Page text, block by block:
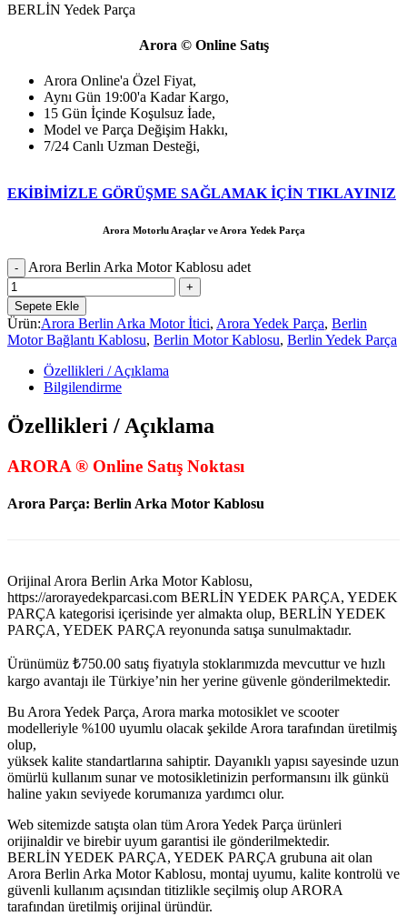
BERLİN Yedek Parça
Arora © Online Satış
Arora Online'a Özel Fiyat,
Aynı Gün 19:00'a Kadar Kargo,
15 Gün İçinde Koşulsuz İade,
Model ve Parça Değişim Hakkı,
7/24 Canlı Uzman Desteği,
EKİBİMİZLE GÖRÜŞME SAĞLAMAK İÇİN TIKLAYINIZ
Arora Motorlu Araçlar ve Arora Yedek Parça
Arora Berlin Arka Motor Kablosu adet
Sepete Ekle
Ürün:Arora Berlin Arka Motor İtici, Arora Yedek Parça, Berlin
Motor Bağlantı Kablosu, Berlin Motor Kablosu, Berlin Yedek Parça
Özellikleri / Açıklama
Bilgilendirme
Özellikleri / Açıklama
ARORA ® Online Satış Noktası
Arora Parça: Berlin Arka Motor Kablosu
Orijinal Arora Berlin Arka Motor Kablosu,
https://arorayedekparcasi.com BERLİN YEDEK PARÇA, YEDEK
PARÇA kategorisi içerisinde yer almakta olup, BERLİN YEDEK
PARÇA, YEDEK PARÇA reyonunda satışa sunulmaktadır.
Ürünümüz ₺750.00 satış fiyatıyla stoklarımızda mevcuttur ve hızlı
kargo avantajı ile Türkiye’nin her yerine güvenle gönderilmektedir.
Bu Arora Yedek Parça, Arora marka motosiklet ve scooter
modelleriyle %100 uyumlu olacak şekilde Arora tarafından üretilmiş
olup,
yüksek kalite standartlarına sahiptir. Dayanıklı yapısı sayesinde uzun
ömürlü kullanım sunar ve motosikletinizin performansını ilk günkü
haline yakın seviyede korumanıza yardımcı olur.
Web sitemizde satışta olan tüm Arora Yedek Parça ürünleri
orijinaldir ve birebir uyum garantisi ile gönderilmektedir.
BERLİN YEDEK PARÇA, YEDEK PARÇA grubuna ait olan
Arora Berlin Arka Motor Kablosu, montaj uyumu, kalite kontrolü ve
güvenli kullanım açısından titizlikle seçilmiş olup ARORA
tarafından üretilmiş orijinal üründür.